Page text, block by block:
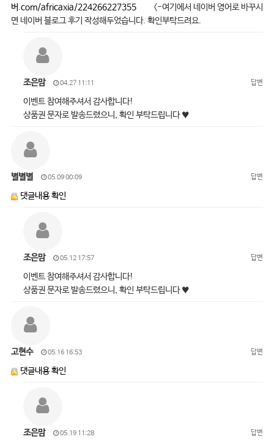
버.com/africaxia/224266227355<-여기에서 네이버 영어로 바꾸시
면 네이버 블로그 후기 작성해두었습니다. 확인부탁드려요.
조은맘 04.27 11:11 답변
이벤트 참여해주셔서 감사합니다!
상품권 문자로 발송드렸으니, 확인 부탁드립니다 ♥
별별별 05.09 00:09 답변
댓글내용 확인
조은맘 05.12 17:57 답변
이벤트 참여해주셔서 감사합니다!
상품권 문자로 발송드렸으니, 확인 부탁드립니다 ♥
고현수 05.16 16:53 답변
댓글내용 확인
조은맘 05.19 11:28 답변